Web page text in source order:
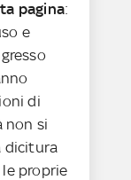
pagina:
e
di
non si
dicitura
le proprie